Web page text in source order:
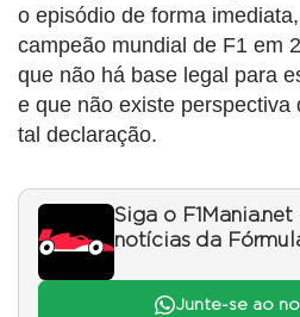
o episódio de forma
campeão mundial de F1 em
que não há base legal para
e que não existe perspectiva
tal declaração.
Siga o
notícias da
Junte-se ao